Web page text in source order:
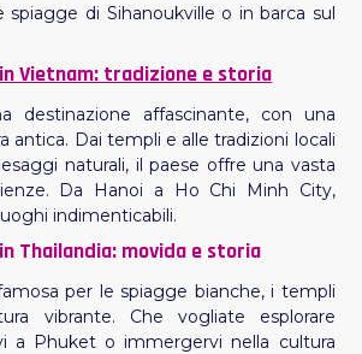
spiagge di Sihanoukville o in barca sul
Vietnam: tradizione e storia
destinazione affascinante, con una
antica. Dai templi e alle tradizioni locali
naturali, il paese offre una vasta
Da Hanoi a Ho Chi Minh City,
indimenticabili.
Thailandia: movida e storia
per le spiagge bianche, i templi
vibrante. Che vogliate esplorare
a Phuket o immergervi nella cultura